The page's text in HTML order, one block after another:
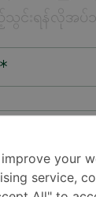
င်းရန်လိုအပ်
your
service,